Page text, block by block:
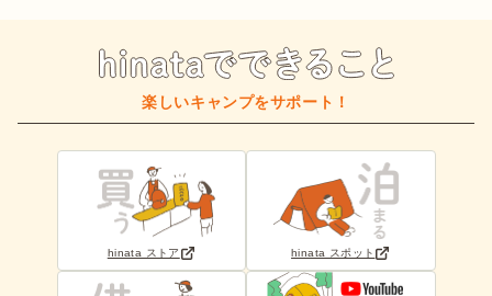
楽しいキャンプをサポート！
hinata ストア hinata スポット